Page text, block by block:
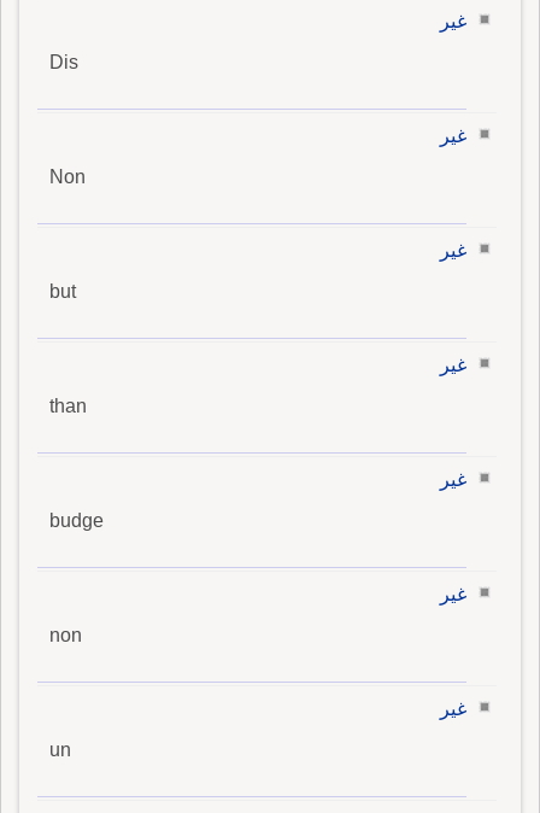
غير
Dis
غير
Non
غير
but
غير
than
غير
budge
غير
non
غير
un